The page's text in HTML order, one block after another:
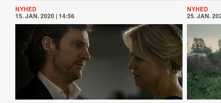
NYHED
15. JAN. 2020 | 14:56
NYHED
25. JAN.